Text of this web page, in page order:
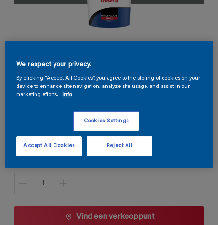
Magnacryl Velours
LN.02.37
1 L
1 L
Vind een verkooppunt
We respect your privacy.
By clicking “Accept All Cookies”, you agree to the storing of cookies on your
device to enhance site navigation, analyze site usage, and assist in our
marketing efforts.
Info
Cookies Settings
Reject All
Accept All Cookies